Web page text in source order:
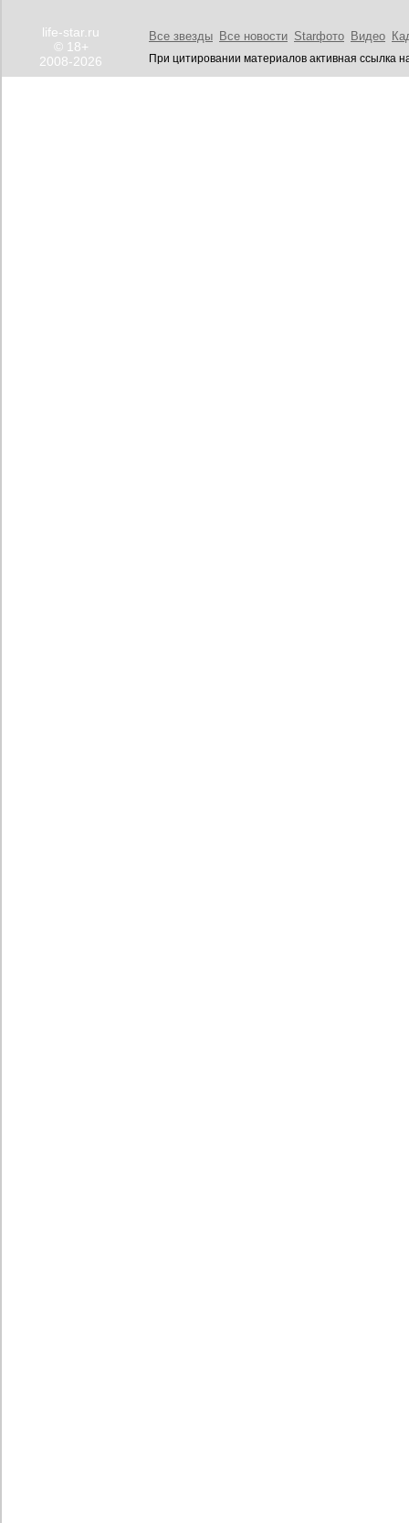
life-star.ru
© 18+
2008-2026
Все звезды Все новости Starфото Видео
При цитировании материалов активная ссылка